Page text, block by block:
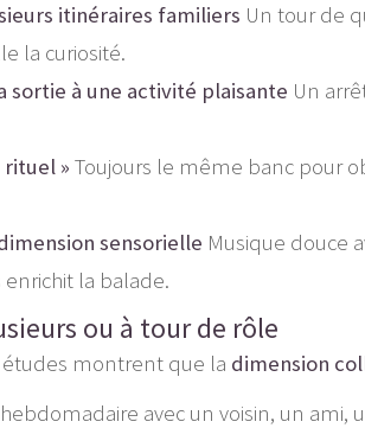
itinéraires familiers Un tour de
la curiosité.
sortie à une activité plaisante Un
rituel » Toujours le même banc pour
sensorielle Musique douce
enrichit la balade.
ou à tour de rôle
montrent que la dimension
avec un voisin, un